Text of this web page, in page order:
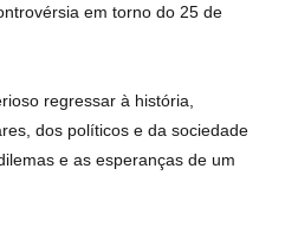
em torno do 25 de
regressar à história,
dos políticos e da sociedade
e as esperanças de um